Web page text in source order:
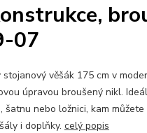
07
věšák 175 cm v
úpravou broušený nikl.
šatnu nebo ložnici, kam
i doplňky. celý popis